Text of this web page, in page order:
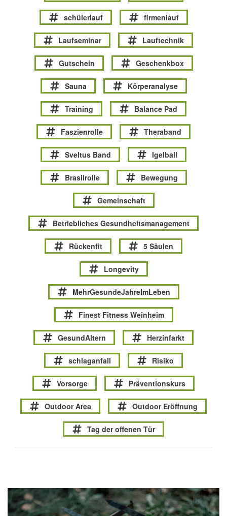
schülerlauf firmenlauf
Laufseminar Lauftechnik
Gutschein Geschenkbox
Sauna Körperanalyse
Training Balance Pad
Faszienrolle Theraband
Sveltus Band Igelball
Brasilrolle Bewegung
Gemeinschaft
Betriebliches Gesundheitsmanagement
Rückenfit 5 Säulen
Longevity
MehrGesundeJahreImLeben
Finest Fitness Weinheim
GesundAltern Herzinfarkt
schlaganfall Risiko
Vorsorge Präventionskurs
Outdoor Area Outdoor Eröffnung
Tag der offenen Tür